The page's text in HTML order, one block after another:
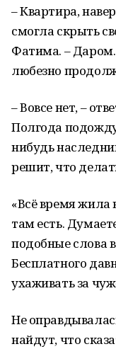
– Квартира,
смогла скрыть
Фатима. –
любезно
– Вовсе нет, –
Полгода
нибудь
решит, что
«Всё время жила
там есть.
подобные слова
Бесплатного
ухаживать за
Не
найдут, что